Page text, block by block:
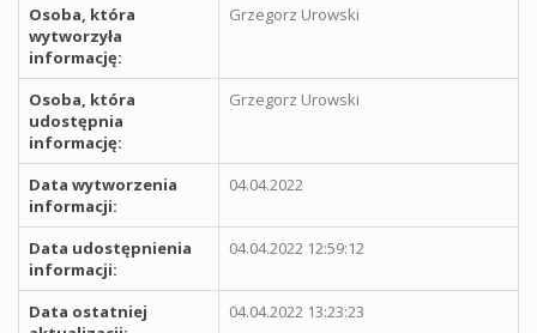
Osoba, która
wytworzyła
informację:
Grzegorz Urowski
Osoba, która
udostępnia
informację:
Grzegorz Urowski
Data wytworzenia
informacji:
04.04.2022
Data udostępnienia
informacji:
04.04.2022 12:59:12
Data ostatniej
04.04.2022 13:23:23